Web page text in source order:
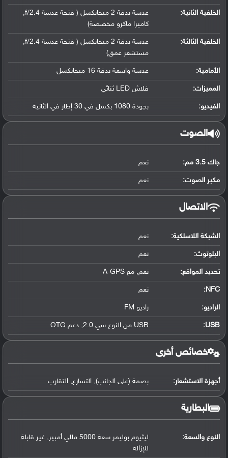
الخلفية الثانية:
عدسة بدقة 2 ميجابكسل ( فتحة عدسة f/2.4,
كاميرا ماكرو مخصصة)
الخلفية الثالثة:
عدسة بدقة 2 ميجابكسل ( فتحة عدسة f/2.4,
مستشعر عمق)
الأمامية: عدسة واسعة بدقة 16 ميجابكسل
المميزات: فلاش LED ثنائي
الفيديو: بجودة 1080 بكسل في 30 إطار في الثانية
الصوت
جاك 3.5 مم: نعم
مكبر الصوت: نعم
الاتصال
الشبكة اللاسلكية: نعم
البلوتوث: نعم
تحديد المواقع: نعم, مع A-GPS
NFC
: نعم
الراديو: راديو FM
USB
: USB من النوع سي 2.0, دعم OTG
خصائص أخرى
أجهزة الاستشعار: بصمة (على الجانب), التسارع, التقارب
البطارية
النوع والسعة:
ليثيوم بوليمر سعة 5000 مللي أمبير, غير قابلة
للإزالة